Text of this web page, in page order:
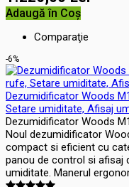
Adaugă în Coş
Comparaţie
-6%
Dezumidificator Woods
Setare umiditate, Afisaj
Dezumidificator Woods
Noul dezumidificator
compact si eficient cu
panou de control si afisaj
umiditate. Manerul